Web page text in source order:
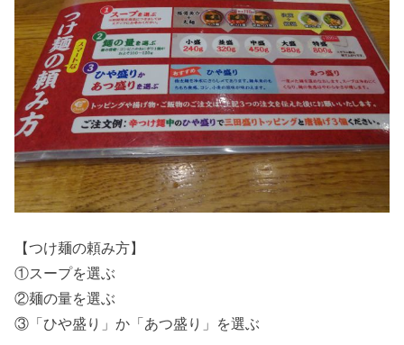
【つけ麺の頼み方】
①スープを選ぶ
②麺の量を選ぶ
③「ひや盛り」か「あつ盛り」を選ぶ